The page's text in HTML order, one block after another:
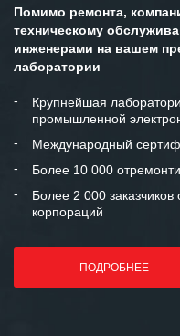
Помимо ремонта,
техническому
инженерами на вашем
лаборатории
Крупнейшая
промышленной
Международный
Более 10 000
Более 2 000
корпораций
ПОДРОБНЕЕ